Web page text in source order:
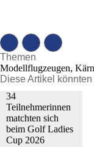
Themen
Modellflugzeugen,
Diese Artikel
34
Teilnehmerinnen
matchten sich
beim Golf Ladies
Cup 2026